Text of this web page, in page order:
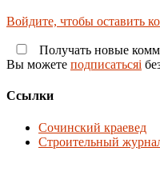
Войдите, чтобы оставить
Получать новые
Вы можете подписатьсяi
Ссылки
Сочинский краевед
Строительный